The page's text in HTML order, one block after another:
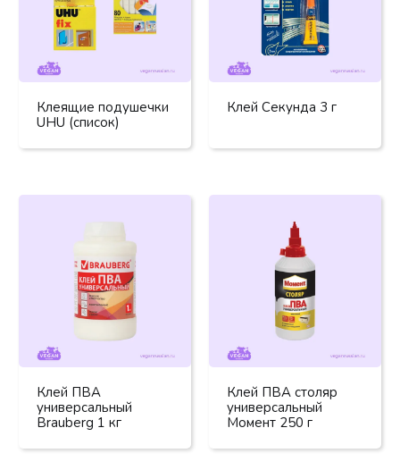
Клеящие подушечки
UHU (список)
Клей Секунда 3 г
Клей ПВА
универсальный
Brauberg 1 кг
Клей ПВА столяр
универсальный
Момент 250 г